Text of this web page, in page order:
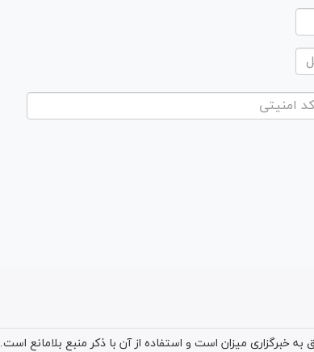
خبرگزاری میزان است و استفاده از آن با ذکر منبع بلامانع است.